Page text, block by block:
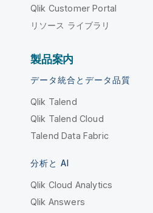
Qlik Customer Portal
リソース ライブラリ
製品案内
データ統合とデータ品質
Qlik Talend
Qlik Talend Cloud
Talend Data Fabric
分析と AI
Qlik Cloud Analytics
Qlik Answers